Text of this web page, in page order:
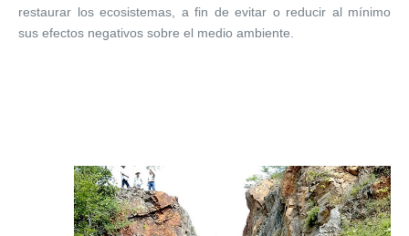
restaurar los ecosistemas, a fin de evitar o reducir al mínimo
sus efectos negativos sobre el medio ambiente.